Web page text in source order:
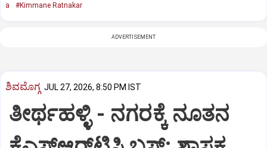
a
#Kimmane Ratnakar
ADVERTISEMENT
ಶಿವಮೊಗ್ಗ JUL 27, 2026, 8:50 PM IST
ತೀರ್ಥಹಳ್ಳಿ - ನಗರಕ್ಕೆ ನೂತನ